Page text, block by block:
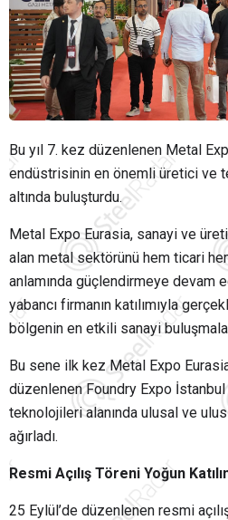
Bu yıl 7. kez düzenlenen Metal
endüstrisinin en önemli üretici ve
altında buluşturdu.
Metal Expo Eurasia, sanayi ve
alan metal sektörünü hem ticari
anlamında güçlendirmeye devam
yabancı firmanın katılımıyla
bölgenin en etkili sanayi
Bu sene ilk kez Metal Expo
düzenlenen Foundry Expo
teknolojileri alanında ulusal ve
ağırladı.
Resmi Açılış Töreni Yoğun
25 Eylül’de düzenlenen resmi